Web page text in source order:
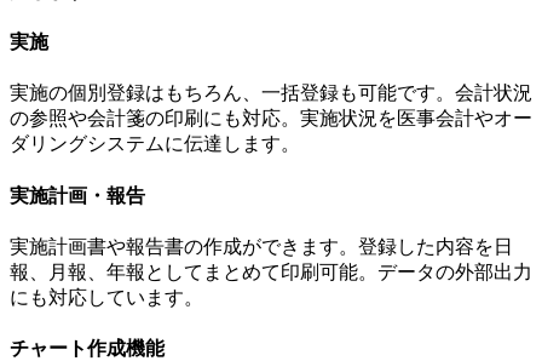
実施
実施の個別登録はもちろん、一括登録も可能です。会計状況
の参照や会計箋の印刷にも対応。実施状況を医事会計やオー
ダリングシステムに伝達します。
実施計画・報告
実施計画書や報告書の作成ができます。登録した内容を日
報、月報、年報としてまとめて印刷可能。データの外部出力
にも対応しています。
チャート作成機能